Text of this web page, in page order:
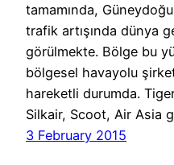
tamamında,
trafik artışında dünya
görülmekte. Bölge bu
bölgesel havayolu
hareketli durumda.
Silkair, Scoot, Air Asia
3 February 2015